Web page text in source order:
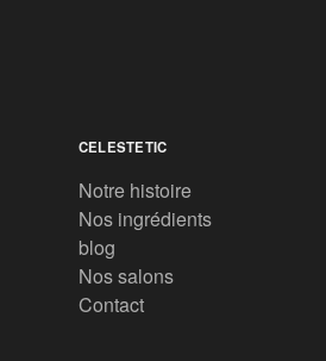
CELESTETIC
Notre histoire
Nos ingrédients
blog
Nos salons
Contact